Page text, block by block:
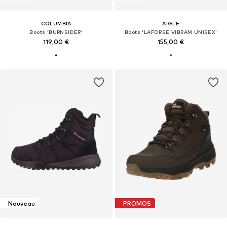
COLUMBIA
Boots 'BURNSIDER'
119,00 €
AIGLE
Boots 'LAFORSE VIBRAM UNISEX'
155,00 €
Nouveau PROMOS